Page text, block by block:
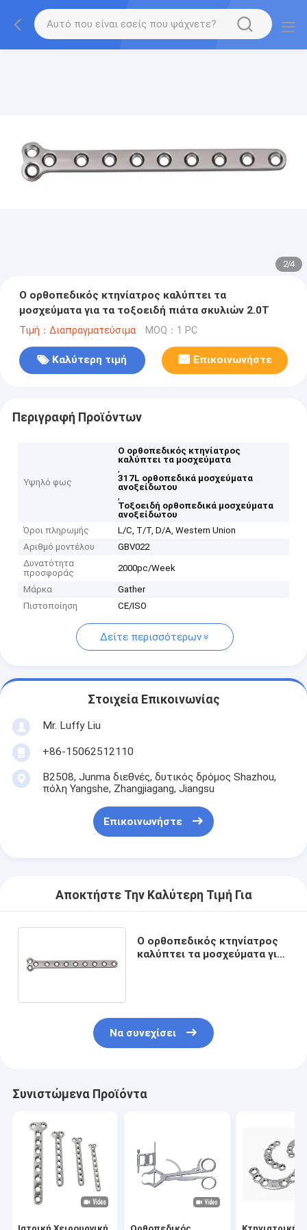
2/4
Ο ορθοπεδικός κτηνίατρος καλύπτει τα
μοσχεύματα για τα τοξοειδή πιάτα σκυλιών 2.0T
Τιμή：Διαπραγματεύσιμα MOQ：1 PC
Καλύτερη τιμή Επικοινωνήστε
Περιγραφή Προϊόντων
Υψηλό φως
Ο ορθοπεδικός κτηνίατρος
καλύπτει τα μοσχεύματα
,
317L ορθοπεδικά μοσχεύματα
ανοξείδωτου
,
Τοξοειδή ορθοπεδικά μοσχεύματα
ανοξείδωτου
Όροι πληρωμής
L/C, T/T, D/A, Western Union
Αριθμό μοντέλου
GBV022
Δυνατότητα
προσφοράς
2000pc/Week
Μάρκα
Gather
Πιστοποίηση
CE/ISO
Δείτε περισσότερων
Στοιχεία Επικοινωνίας
Mr. Luffy Liu
+86-15062512110
B2508, Junma διεθνές, δυτικός δρόμος Shazhou,
πόλη Yangshe, Zhangjiagang, Jiangsu
Επικοινωνήστε
Αποκτήστε Την Καλύτερη Τιμή Για
Ο ορθοπεδικός κτηνίατρος
καλύπτει τα μοσχεύματα για
Να συνεχίσει
Συνιστώμενα Προϊόντα